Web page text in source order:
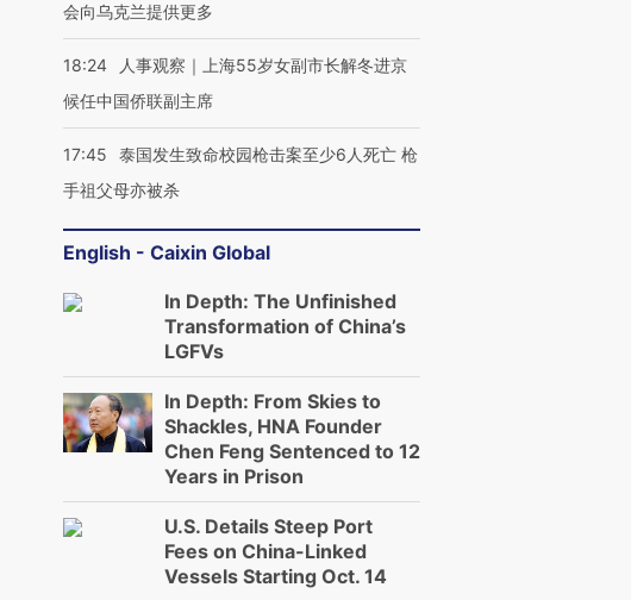
会向乌克兰提供更多
18:24
人事观察｜上海55岁女副市长解冬进京
候任中国侨联副主席
17:45
泰国发生致命校园枪击案至少6人死亡 枪
手祖父母亦被杀
English - Caixin Global
In Depth: The Unfinished
Transformation of China’s
LGFVs
In Depth: From Skies to
Shackles, HNA Founder
Chen Feng Sentenced to 12
Years in Prison
U.S. Details Steep Port
Fees on China-Linked
Vessels Starting Oct. 14